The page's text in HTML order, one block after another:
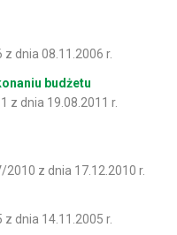
dnia 08.11.2006 r.
budżetu
z dnia 19.08.2011 r.
z dnia 17.12.2010 r.
dnia 14.11.2005 r.